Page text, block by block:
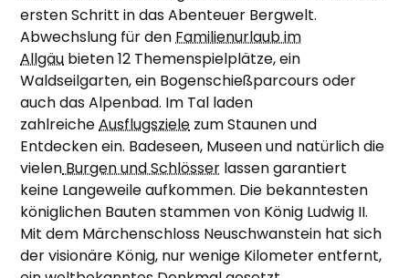
ersten Schritt in das Abenteuer Bergwelt.
Abwechslung für denFamilienurlaub im
Allgäu bieten 12 Themenspielplätze, ein
Waldseilgarten, ein Bogenschießparcours oder
auch das Alpenbad. Im Tal laden
zahlreicheAusflugsziele zum Staunen und
Entdecken ein. Badeseen, Museen und natürlich die
vielenBurgen und Schlösser lassen garantiert
keine Langeweile aufkommen. Die bekanntesten
königlichen Bauten stammen von König Ludwig II.
Mit dem Märchenschloss Neuschwanstein hat sich
der visionäre König, nur wenige Kilometer entfernt,